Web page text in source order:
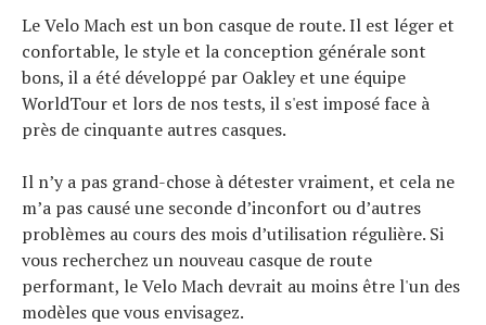
Le Velo Mach est un bon casque de route. Il est léger et
confortable, le style et la conception générale sont
bons, il a été développé par Oakley et une équipe
WorldTour et lors de nos tests, il s'est imposé face à
près de cinquante autres casques.
Il n’y a pas grand-chose à détester vraiment, et cela ne
m’a pas causé une seconde d’inconfort ou d’autres
problèmes au cours des mois d’utilisation régulière. Si
vous recherchez un nouveau casque de route
performant, le Velo Mach devrait au moins être l'un des
modèles que vous envisagez.